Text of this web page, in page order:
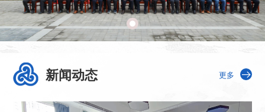
新闻动态 更多